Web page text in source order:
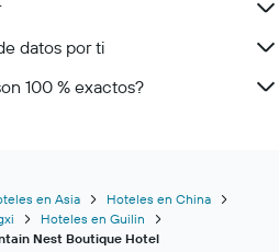
datos por ti
100 % exactos?
en Asia
Hoteles en China
Hoteles en Guilin
Nest Boutique Hotel